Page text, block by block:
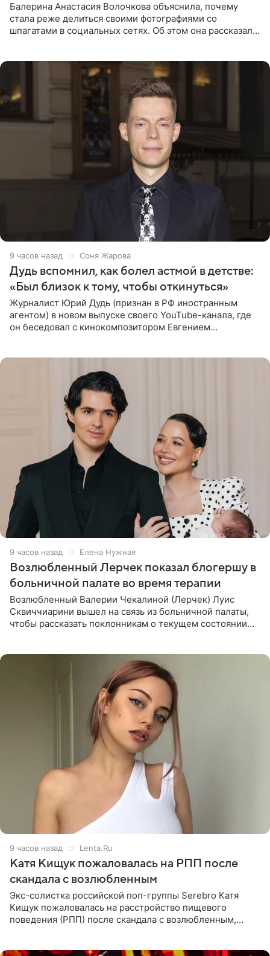
Балерина Анастасия Волочкова объяснила, почему
стала реже делиться своими фотографиями со
шпагатами в социальных сетях. Об этом она рассказала
9 часов назад Соня Жарова
Дудь вспомнил, как болел астмой в детстве:
«Был близок к тому, чтобы откинуться»
Журналист Юрий Дудь (признан в РФ иностранным
агентом) в новом выпуске своего YouTube-канала, где
он беседовал с кинокомпозитором Евгением
9 часов назад Елена Нужная
Возлюбленный Лерчек показал блогершу в
больничной палате во время терапии
Возлюбленный Валерии Чекалиной (Лерчек) Луис
Сквиччиарини вышел на связь из больничной палаты,
чтобы рассказать поклонникам о текущем состоянии
9 часов назад Lenta.Ru
Катя Кищук пожаловалась на РПП после
скандала с возлюбленным
Экс-солистка российской поп-группы Serebro Катя
Кищук пожаловалась на расстройство пищевого
поведения (РПП) после скандала с возлюбленным,